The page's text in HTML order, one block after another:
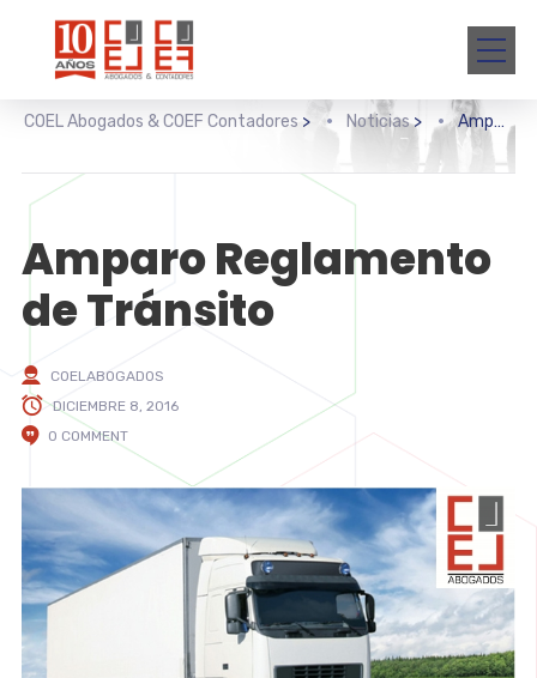
COEL Abogados & COEF Contadores > Noticias> Amparo Reglamento de Tránsito
Amparo Reglamento
de Tránsito
COELABOGADOS
DICIEMBRE 8, 2016
0 COMMENT